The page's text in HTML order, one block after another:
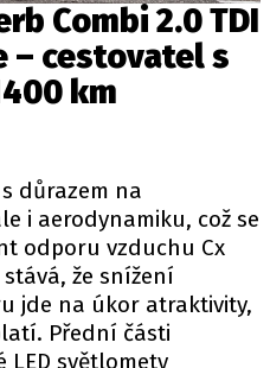
Combi 2.0 TDI
– cestovatel s
km
důrazem na
i aerodynamiku, což se
odporu vzduchu Cx
že snížení
jde na úkor atraktivity,
Přední části
světlomety